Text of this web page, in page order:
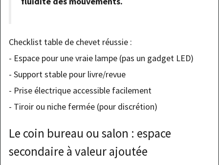
Checklist table de chevet réussie :
- Espace pour une vraie lampe (pas un gadget LED)
- Support stable pour livre/revue
- Prise électrique accessible facilement
- Tiroir ou niche fermée (pour discrétion)
Le coin bureau ou salon : espace
secondaire à valeur ajoutée